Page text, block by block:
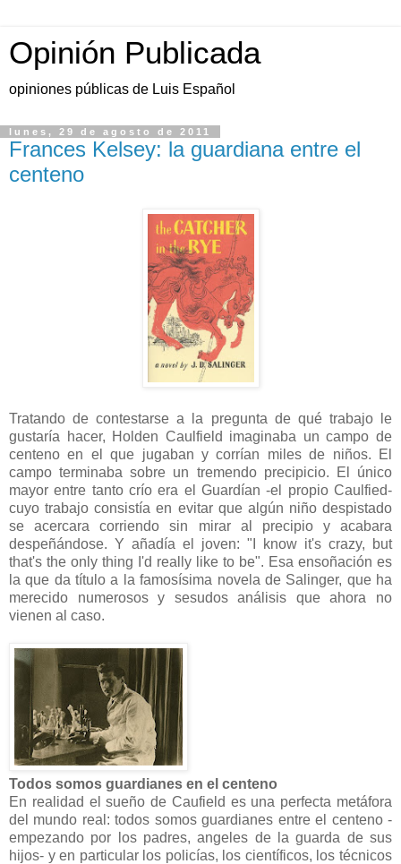
Opinión Publicada
opiniones públicas de Luis Español
lunes, 29 de agosto de 2011
Frances Kelsey: la guardiana entre el
centeno
Tratando de contestarse a la pregunta de qué trabajo le
gustaría hacer, Holden Caulfield imaginaba un campo de
centeno en el que jugaban y corrían miles de niños. El
campo terminaba sobre un tremendo precipicio. El único
mayor entre tanto crío era el Guardían -el propio Caulfied-
cuyo trabajo consistía en evitar que algún niño despistado
se acercara corriendo sin mirar al precipio y acabara
despeñándose. Y añadía el joven: "I know it's crazy, but
that's the only thing I'd really like to be". Esa ensoñación es
la que da título a la famosísima novela de Salinger, que ha
merecido numerosos y sesudos análisis que ahora no
vienen al caso.
Todos somos guardianes en el centeno
En realidad el sueño de Caufield es una perfecta metáfora
del mundo real: todos somos guardianes entre el centeno -
empezando por los padres, angeles de la guarda de sus
hijos- y en particular los policías, los científicos, los técnicos